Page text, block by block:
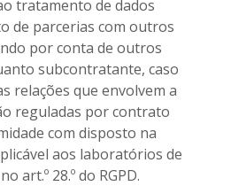
tratamento de dados
de parcerias com outros
por conta de outros
subcontratante, caso
relações que envolvem a
reguladas por contrato
com disposto na
aos laboratórios de
art.º 28.º do RGPD.